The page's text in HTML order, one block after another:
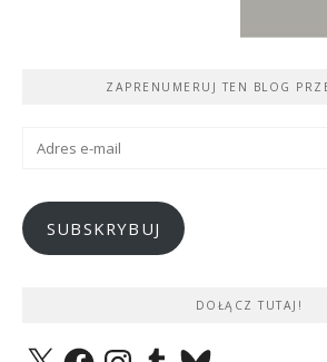
ZAPRENUMERUJ TEN BLOG
Adres
SUBSKRYBUJ
DOŁĄCZ TUTAJ!
X FacebookInstagramTumblrBluesky